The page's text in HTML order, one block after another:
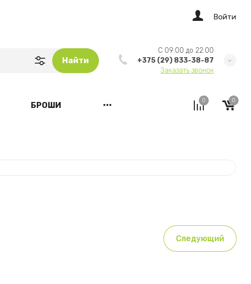
Войти
Найти
C 09:00 до 22:00
+375 (29) 833-38-87
Заказать звонок
БРОШИ •••
0 0
Следующий